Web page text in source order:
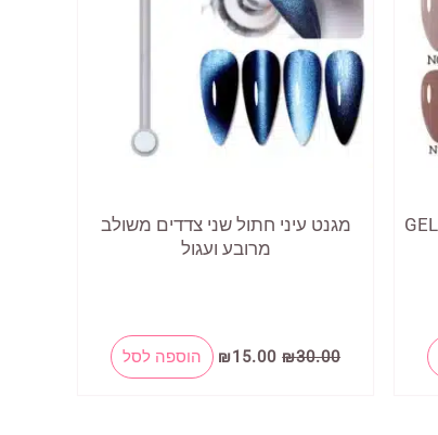
את
האפשרויות
בעמוד
המוצר
למוצר
מגנט עיני חתול שני צדדים משולב
מרובע ועגול
₪30.00
המחיר
המקורי
₪15.00
המחיר
הנוכחי
הוספה לסל